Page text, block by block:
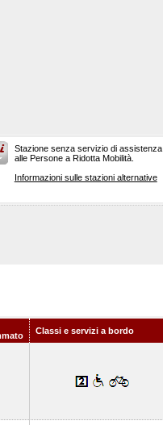
Stazione senza servizio di assistenza
alle Persone a Ridotta Mobilità.
Informazioni sulle stazioni alternative
Classi e servizi a bordo